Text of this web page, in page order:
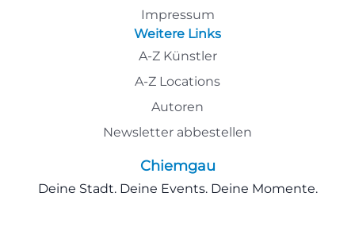
Impressum
Weitere Links
A-Z Künstler
A-Z Locations
Autoren
Newsletter abbestellen
Chiemgau
Deine Stadt. Deine Events. Deine Momente.